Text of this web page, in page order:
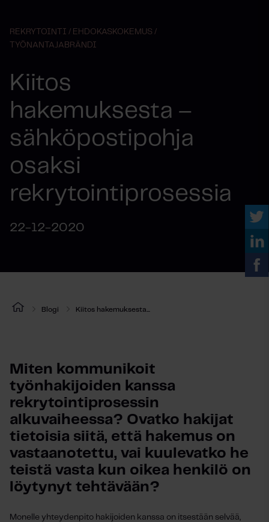
REKRYTOINTI / EHDOKASKOKEMUS /
TYÖNANTAJABRÄNDI
Kiitos
hakemuksesta –
sähköpostipohja
osaksi
rekrytointiprosessia
22-12-2020
Blogi Kiitos hakemuksesta...
Miten kommunikoit
työnhakijoiden kanssa
rekrytointiprosessin
alkuvaiheessa? Ovatko hakijat
tietoisia siitä, että hakemus on
vastaanotettu, vai kuulevatko he
teistä vasta kun oikea henkilö on
löytynyt tehtävään?
Monelle yhteydenpito hakijoiden kanssa on itsestään selvää,